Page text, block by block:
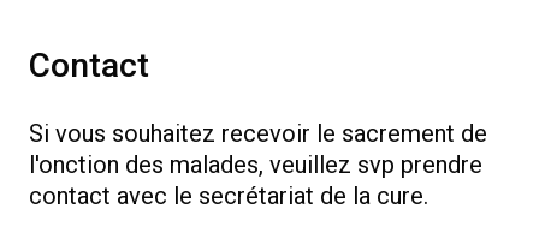
Contact
Si vous souhaitez recevoir le sacrement de
l'onction des malades, veuillez svp prendre
contact avec le secrétariat de la cure.